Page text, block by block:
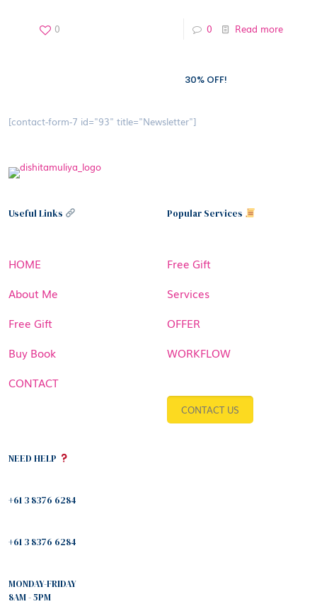
0 0 Read more
30% OFF!
[contact-form-7 id="93" title="Newsletter"]
Useful Links
HOME
About Me
Free Gift
Buy Book
CONTACT
Popular Services
Free Gift
Services
OFFER
WORKFLOW
CONTACT US
NEED HELP
+61 3 8376 6284
+61 3 8376 6284
MONDAY-FRIDAY
8AM - 5PM